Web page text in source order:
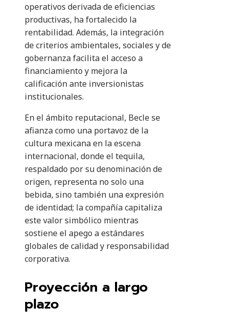
operativos derivada de eficiencias
productivas, ha fortalecido la
rentabilidad. Además, la integración
de criterios ambientales, sociales y de
gobernanza facilita el acceso a
financiamiento y mejora la
calificación ante inversionistas
institucionales.
En el ámbito reputacional, Becle se
afianza como una portavoz de la
cultura mexicana en la escena
internacional, donde el tequila,
respaldado por su denominación de
origen, representa no solo una
bebida, sino también una expresión
de identidad; la compañía capitaliza
este valor simbólico mientras
sostiene el apego a estándares
globales de calidad y responsabilidad
corporativa.
Proyección a largo
plazo